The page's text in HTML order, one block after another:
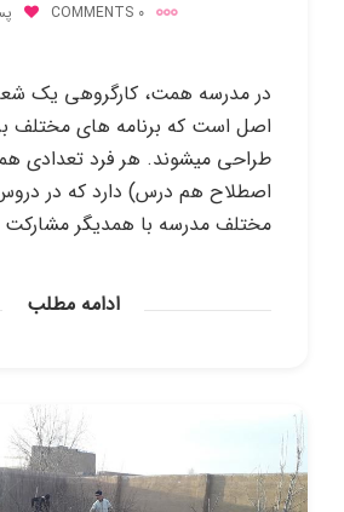
0 COMMENTS
در مدرسه همت، کارگروهی یک
اصل است که برنامه های مختلف
طراحی میشوند. هر فرد تعدادی
اصطلاح هم درس) دارد که در دروس
مختلف مدرسه با همدیگر
ادامه مطلب